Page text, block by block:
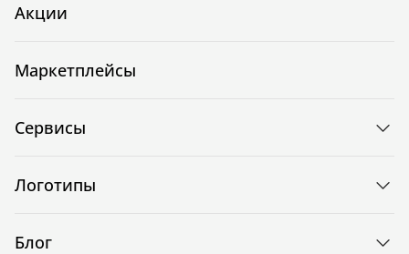
Акции
Маркетплейсы
Сервисы
Логотипы
Блог